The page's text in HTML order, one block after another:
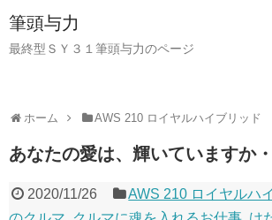
筆頭与力
最終型ＳＹ３１筆頭与力のページ
ホーム AWS 210 ロイヤルハイブリッド
あなたの愛は、輝いていますか・
2020/11/26 AWS 210 ロイヤルハ